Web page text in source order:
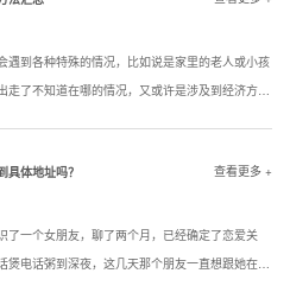
遇到各种特殊的情况，比如说是家里的老人或小孩
走了不知道在哪的情况，又或许是涉及到经济方面
具体地址吗？
查看更多 +
了一个女朋友，聊了两个月，已经确定了恋爱关
煲电话粥到深夜，这几天那个朋友一直想跟她在现